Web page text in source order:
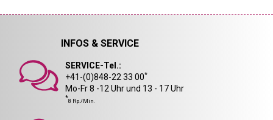
INFOS & SERVICE
SERVICE-Tel.:
+41-(0)848-22 33 00*
Mo-Fr 8 -12 Uhr und 13 - 17 Uhr
*8 Rp./Min.